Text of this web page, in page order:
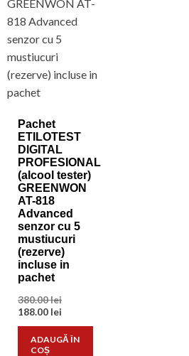
Pachet
ETILOTEST
DlGITAL
PROFESIONAL
(alcool tester)
GREENWON
AT-818
Advanced
senzor cu 5
mustiucuri
(rezerve)
incluse in
pachet
380.00leiPrețul
a
fost:
188.00 lei
curent
este:
ADAUGĂ ÎN
COȘ